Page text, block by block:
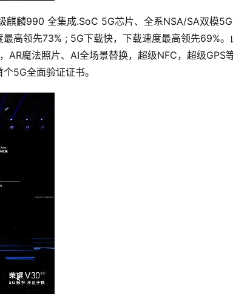
麒麟990 全集成.SoC 5G芯片、全系NSA/SA双模
高领先73% ; 5G下载快，下载速度最高领先69%。
魔法照片、AI全场景替换，超级NFC，超级GPS等
5G全面验证证书。